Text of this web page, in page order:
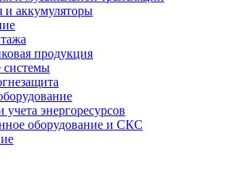
и аккумуляторы
продукция
энергоресурсов
оборудование и СКС